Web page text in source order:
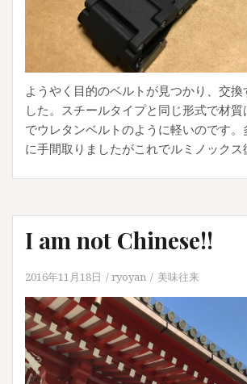
ようやく目的のベルトが見つかり、交換
した。スチールタイプと同じ形式で材
でウレタンベルトのように軽いのです
に手間取りましたがこれでルミノックス
I am not Chinese!!
2016年11月18日 ryoyan 美味往来